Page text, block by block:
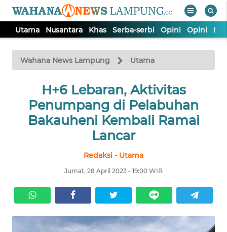
Utama Nusantara Khas Serba-serbi Opini Opini
Wahana News Lampung Utama
H+6 Lebaran, Aktivitas
Penumpang di Pelabuhan
Bakauheni Kembali Ramai
Lancar
Redaksi - Utama
Jumat, 28 April 2023 - 19:00 WIB
TV
Tutup
NUSANTARA
SERBI
OPINI